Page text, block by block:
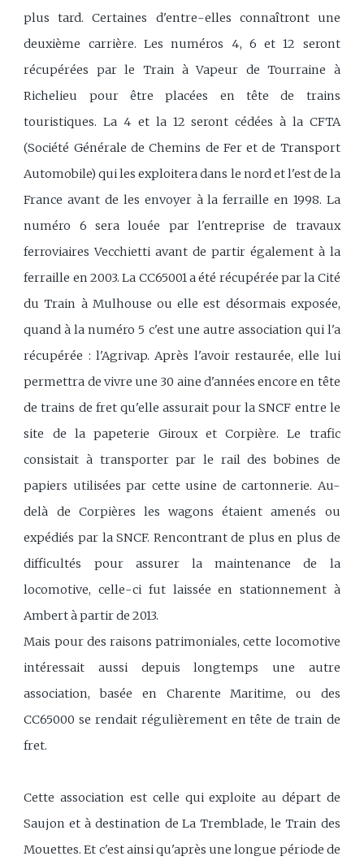
plus tard. Certaines d'entre-elles connaîtront une
deuxième carrière. Les numéros 4, 6 et 12 seront
récupérées par le Train à Vapeur de Tourraine à
Richelieu pour être placées en tête de trains
touristiques. La 4 et la 12 seront cédées à la CFTA
(Société Générale de Chemins de Fer et de Transport
Automobile) qui les exploitera dans le nord et l'est de la
France avant de les envoyer à la ferraille en 1998. La
numéro 6 sera louée par l'entreprise de travaux
ferroviaires Vecchietti avant de partir également à la
ferraille en 2003. La CC65001 a été récupérée par la Cité
du Train à Mulhouse ou elle est désormais exposée,
quand à la numéro 5 c'est une autre association qui l'a
récupérée : l'Agrivap. Après l'avoir restaurée, elle lui
permettra de vivre une 30 aine d'années encore en tête
de trains de fret qu'elle assurait pour la SNCF entre le
site de la papeterie Giroux et Corpière. Le trafic
consistait à transporter par le rail des bobines de
papiers utilisées par cette usine de cartonnerie. Au-
delà de Corpières les wagons étaient amenés ou
expédiés par la SNCF. Rencontrant de plus en plus de
difficultés pour assurer la maintenance de la
locomotive, celle-ci fut laissée en stationnement à
Ambert à partir de 2013.
Mais pour des raisons patrimoniales, cette locomotive
intéressait aussi depuis longtemps une autre
association, basée en Charente Maritime, ou des
CC65000 se rendait régulièrement en tête de train de
fret.
Cette association est celle qui exploite au départ de
Saujon et à destination de La Tremblade, le Train des
Mouettes. Et c'est ainsi qu'après une longue période de